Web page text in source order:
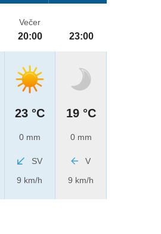
Večer
20:00
23 °C
0 mm
SV
9 km/h
23:00
19 °C
0 mm
V
9 km/h